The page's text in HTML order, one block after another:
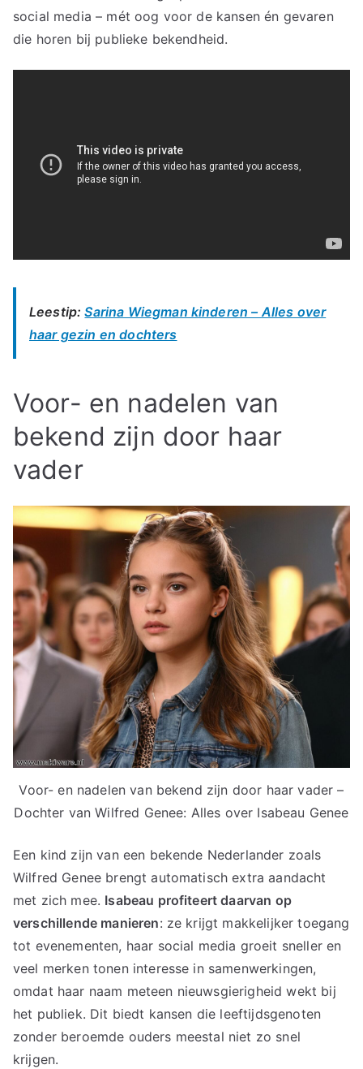
social media – mét oog voor de kansen én gevaren
die horen bij publieke bekendheid.
Leestip:Sarina Wiegman kinderen – Alles over
haar gezin en dochters
Voor- en nadelen van
bekend zijn door haar
vader
Voor- en nadelen van bekend zijn door haar vader –
Dochter van Wilfred Genee: Alles over Isabeau Genee
Een kind zijn van een bekende Nederlander zoals
Wilfred Genee brengt automatisch extra aandacht
met zich mee. Isabeau profiteert daarvan op
verschillende manieren: ze krijgt makkelijker toegang
tot evenementen, haar social media groeit sneller en
veel merken tonen interesse in samenwerkingen,
omdat haar naam meteen nieuwsgierigheid wekt bij
het publiek. Dit biedt kansen die leeftijdsgenoten
zonder beroemde ouders meestal niet zo snel
krijgen.